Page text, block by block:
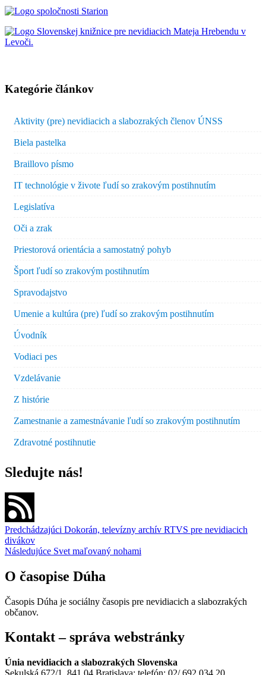
Kategórie článkov
Aktivity (pre) nevidiacich a slabozrakých členov ÚNSS
Biela pastelka
Braillovo písmo
IT technológie v živote ľudí so zrakovým postihnutím
Legislatíva
Oči a zrak
Priestorová orientácia a samostatný pohyb
Šport ľudí so zrakovým postihnutím
Spravodajstvo
Umenie a kultúra (pre) ľudí so zrakovým postihnutím
Úvodník
Vodiaci pes
Vzdelávanie
Z histórie
Zamestnanie a zamestnávanie ľudí so zrakovým postihnutím
Zdravotné postihnutie
Sledujte nás!
Navigácia
v
Predchádzajúci Dokorán, televízny archív RTVS pre nevidiacich
divákov
Následujúce Svet maľovaný nohami
O časopise Dúha
Časopis Dúha je sociálny časopis pre nevidiacich a slabozrakých
občanov.
Kontakt – správa webstránky
Únia nevidiacich a slabozrakých Slovenska